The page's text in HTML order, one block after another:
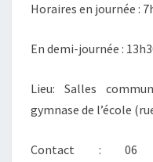
Horaires en journée :
En demi-journée :
Lieu: Salles
gymnase de l’école
Contact :